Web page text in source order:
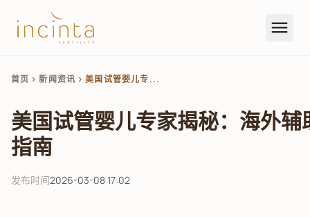
menu
首页 chevron_right新闻资讯 chevron_right美国试管婴儿专...
美国试管婴儿专家揭秘：海外辅
指南
发布时间2026-03-08 17:02